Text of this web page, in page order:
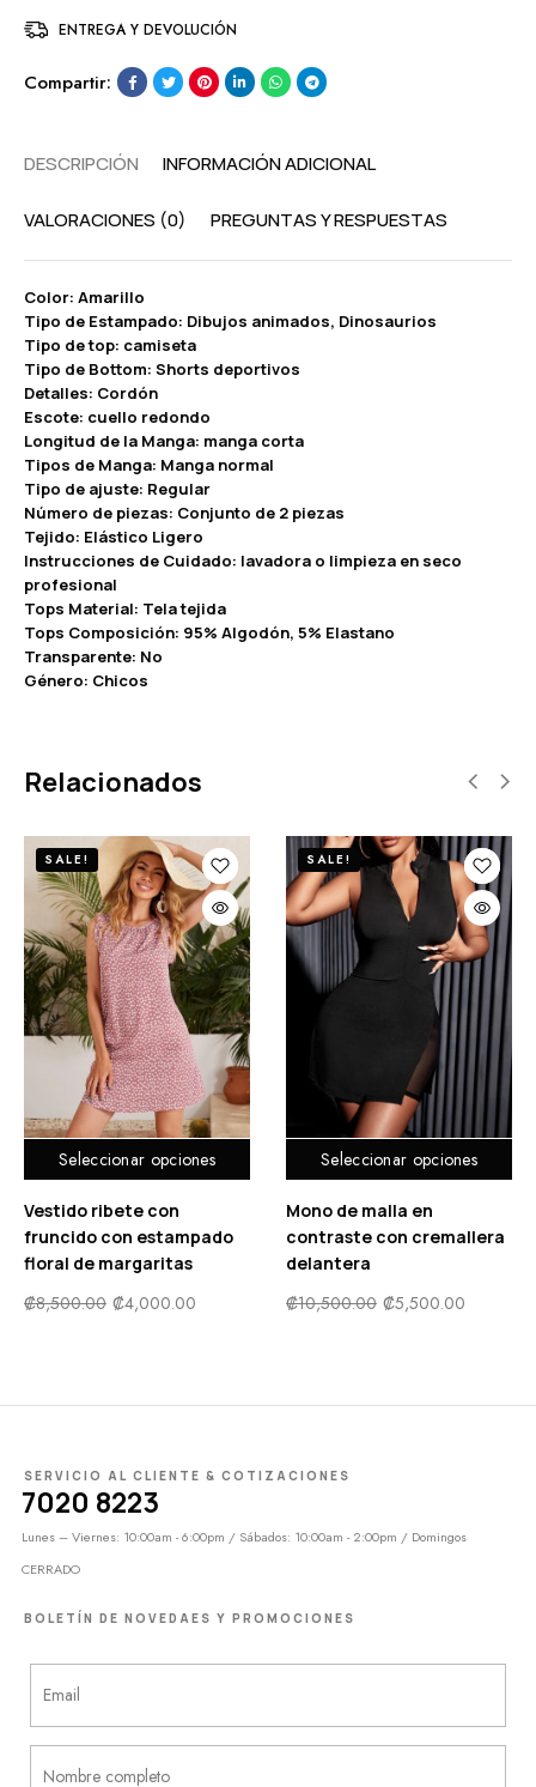
ENTREGA Y DEVOLUCIÓN
Compartir:
DESCRIPCIÓN INFORMACIÓN ADICIONAL
VALORACIONES (0) PREGUNTAS Y RESPUESTAS
Color: Amarillo
Tipo de Estampado: Dibujos animados, Dinosaurios
Tipo de top: camiseta
Tipo de Bottom: Shorts deportivos
Detalles: Cordón
Escote: cuello redondo
Longitud de la Manga: manga corta
Tipos de Manga: Manga normal
Tipo de ajuste: Regular
Número de piezas: Conjunto de 2 piezas
Tejido: Elástico Ligero
Instrucciones de Cuidado: lavadora o limpieza en seco
profesional
Tops Material: Tela tejida
Tops Composición: 95% Algodón, 5% Elastano
Transparente: No
Género: Chicos
Relacionados
Seleccionar opciones
SALE!
Vestido ribete con
fruncido con estampado
floral de margaritas
₡8,500.00 ₡4,000.00
Seleccionar opciones
SALE!
Mono de malla en
contraste con cremallera
delantera
₡10,500.00 ₡5,500.00
SERVICIO AL CLIENTE & COTIZACIONES
7020 8223
Lunes – Viernes: 10:00am - 6:00pm / Sábados: 10:00am - 2:00pm / Domingos
CERRADO
BOLETÍN DE NOVEDAES Y PROMOCIONES